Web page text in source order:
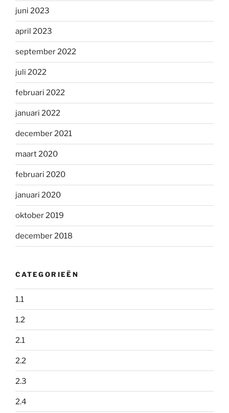
juni 2023
april 2023
september 2022
juli 2022
februari 2022
januari 2022
december 2021
maart 2020
februari 2020
januari 2020
oktober 2019
december 2018
CATEGORIEËN
1.1
1.2
2.1
2.2
2.3
2.4